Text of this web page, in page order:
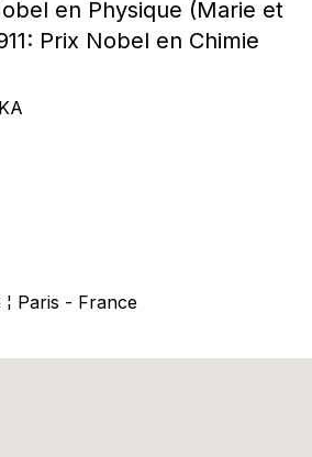
en Physique (Marie et
Prix Nobel en Chimie
Paris - France